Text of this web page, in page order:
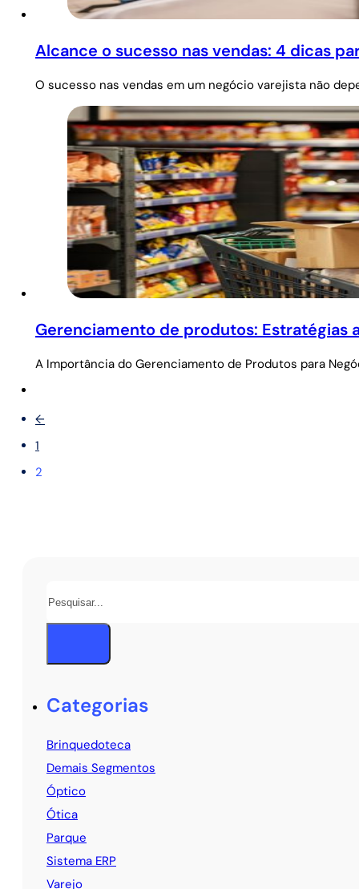
Alcance o sucesso nas vendas: 4 dicas
O sucesso nas vendas em um negócio varejista não
Gerenciamento de produtos: Estratégias
A Importância do Gerenciamento de Produtos para
←
1
2
Categorias
Brinquedoteca
Demais Segmentos
Óptico
Ótica
Parque
Sistema ERP
Varejo